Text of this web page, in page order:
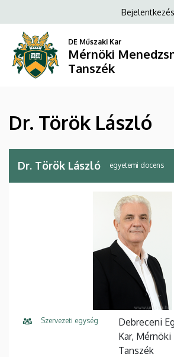
Török
László
Mérnöki
Menedzsment
Tanszék
a
tartalomra
Anonim
fiók
menüje
Bejelentkezés
DE Műszaki Kar
Mérnöki
Tanszék
Dr. Török László
Dr. Török László egyetemi docens
Szervezeti egység
Debreceni
Kar,
Tanszék